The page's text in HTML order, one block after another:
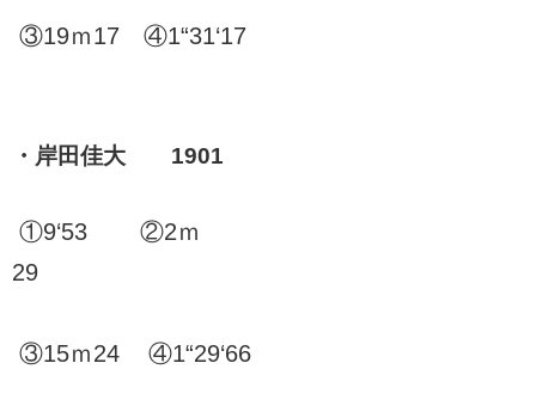
③19ｍ17 ④1“31‘17
・岸田佳大 1901
①9‘53 ②2ｍ
29
③15ｍ24 ④1“29‘66